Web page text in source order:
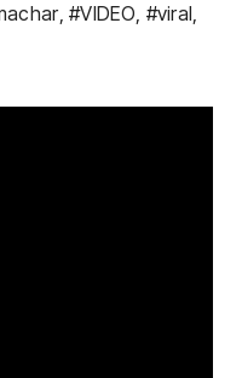
,#VIDEO, #viral,